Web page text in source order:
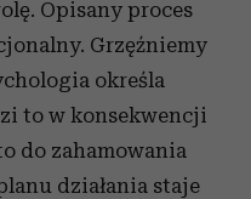
Opisany proces
Grzęźniemy
określa
to w konsekwencji
do zahamowania
działania staje